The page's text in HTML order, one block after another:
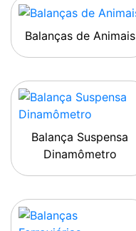
Balanças de Animais
Balança Suspensa
Dinamômetro